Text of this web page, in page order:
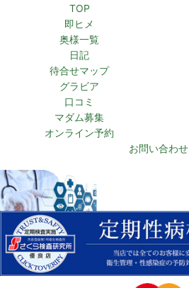
TOP
即ヒメ
奥様一覧
日記
待合せマップ
グラビア
口コミ
マダム募集
オンライン予約
お問い合わせ